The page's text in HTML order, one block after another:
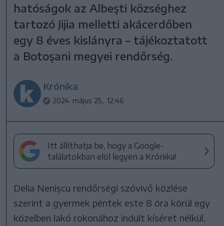
hatóságok az Albeşti községhez
tartozó Jijia melletti akácerdőben
egy 8 éves kislányra – tájékoztatott
a Botoşani megyei rendőrség.
Krónika
2024. május 25., 12:46
Itt állíthatja be, hogy a Google-
találatokban elöl legyen a Krónika!
Delia Nenişcu rendőrségi szóvivő közlése
szerint a gyermek péntek este 8 óra körül egy
közelben lakó rokonához indult kíséret nélkül,